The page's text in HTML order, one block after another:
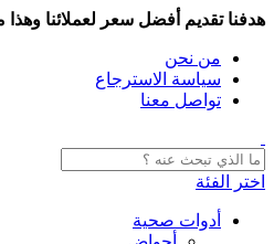
هدفنا تقديم أفضل سعر لعملائنا وهذا
من نحن
سياسة الاسترجاع
تواصل معنا
اختر الفئة
أدوات صحية